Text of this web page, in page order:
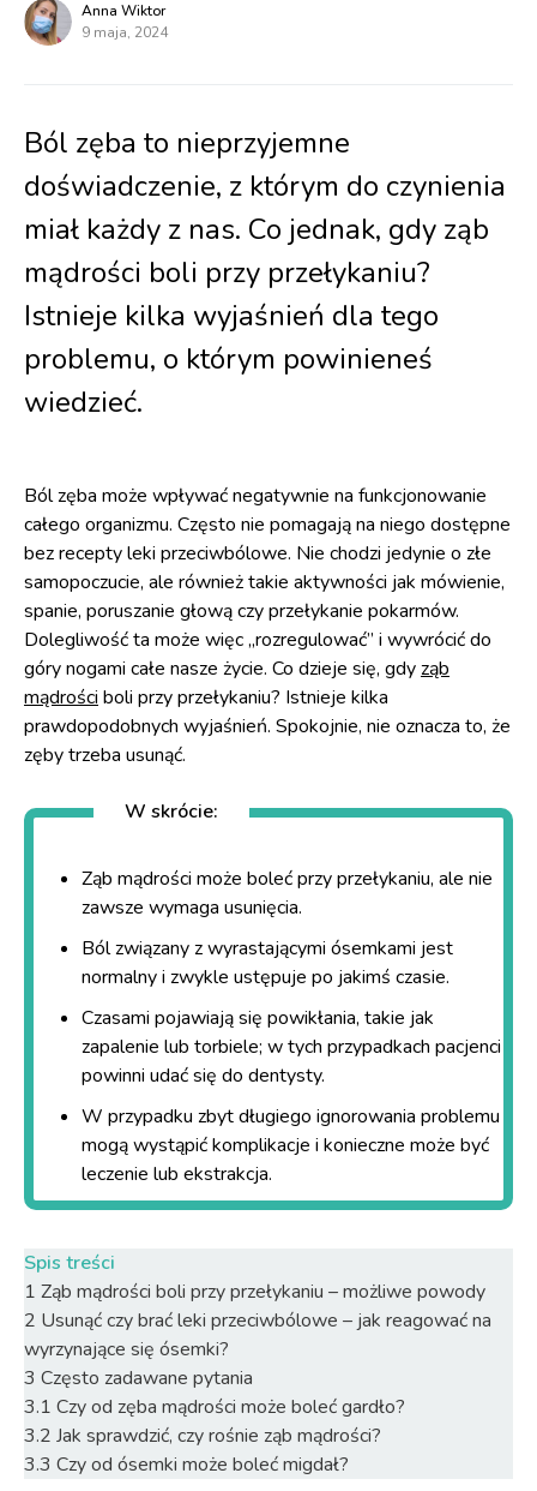
Anna Wiktor
9 maja, 2024
Ból zęba to nieprzyjemne
doświadczenie, z którym do czynienia
miał każdy z nas. Co jednak, gdy ząb
mądrości boli przy przełykaniu?
Istnieje kilka wyjaśnień dla tego
problemu, o którym powinieneś
wiedzieć.
Ból zęba może wpływać negatywnie na funkcjonowanie
całego organizmu. Często nie pomagają na niego dostępne
bez recepty leki przeciwbólowe. Nie chodzi jedynie o złe
samopoczucie, ale również takie aktywności jak mówienie,
spanie, poruszanie głową czy przełykanie pokarmów.
Dolegliwość ta może więc „rozregulować” i wywrócić do
góry nogami całe nasze życie. Co dzieje się, gdyząb
mądrości boli przy przełykaniu? Istnieje kilka
prawdopodobnych wyjaśnień. Spokojnie, nie oznacza to, że
zęby trzeba usunąć.
W skrócie:
Ząb mądrości może boleć przy przełykaniu, ale nie
zawsze wymaga usunięcia.
Ból związany z wyrastającymi ósemkami jest
normalny i zwykle ustępuje po jakimś czasie.
Czasami pojawiają się powikłania, takie jak
zapalenie lub torbiele; w tych przypadkach pacjenci
powinni udać się do dentysty.
W przypadku zbyt długiego ignorowania problemu
mogą wystąpić komplikacje i konieczne może być
leczenie lub ekstrakcja.
Spis treści
1 Ząb mądrości boli przy przełykaniu – możliwe powody
2 Usunąć czy brać leki przeciwbólowe – jak reagować na
wyrzynające się ósemki?
3 Często zadawane pytania
3.1 Czy od zęba mądrości może boleć gardło?
3.2 Jak sprawdzić, czy rośnie ząb mądrości?
3.3 Czy od ósemki może boleć migdał?